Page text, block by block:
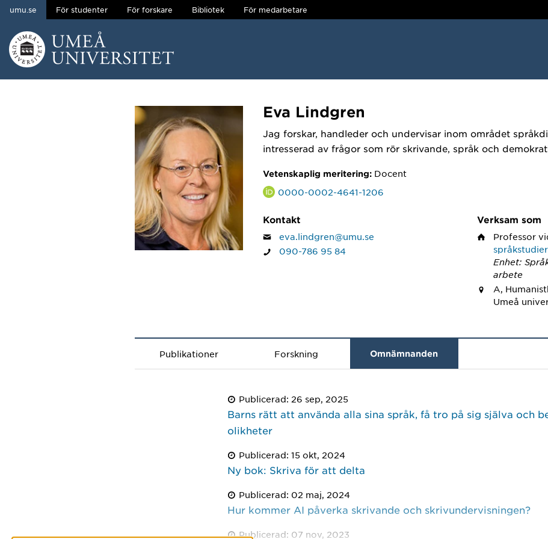
Hoppa direkt till innehållet
umu.se För studenter För forskare Bibliotek För medarbetare
Eva Lindgren
Jag forskar, handleder och undervisar inom området
intresserad av frågor som rör skrivande, språk och
Vetenskaplig meritering: Docent
0000-0002-4641-1206
Kontakt
eva.lindgren@umu.se
090-786 95 84
Verksam som
Professor
språkstudier
Enhet:
arbete
A,
Umeå
Publikationer Forskning Omnämnanden
Publicerad: 26 sep, 2025
Barns rätt att använda alla sina språk, få tro på sig själva och
olikheter
Publicerad: 15 okt, 2024
Ny bok: Skriva för att delta
Publicerad: 02 maj, 2024
Hur kommer AI påverka skrivande och skrivundervisningen?
Publicerad: 07 nov, 2023